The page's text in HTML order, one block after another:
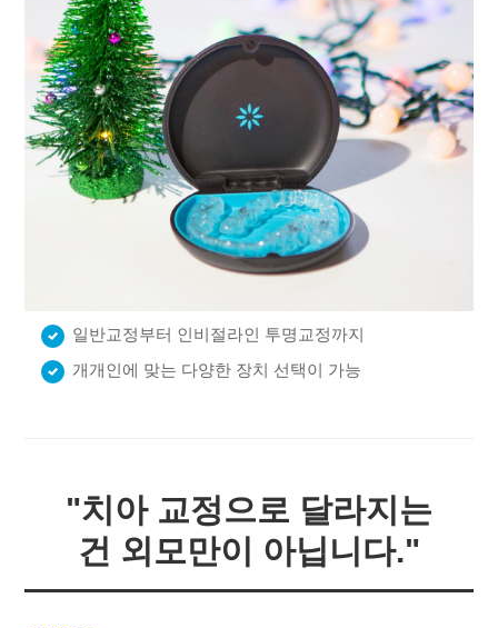
일반교정부터 인비절라인 투명교정까지
개개인에 맞는 다양한 장치 선택이 가능
"치아 교정으로 달라지는
건 외모만이 아닙니다."